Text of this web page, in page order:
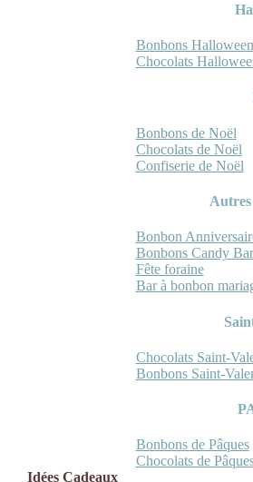
Bonbons Halloween
Chocolats
Bonbons de Noël
Chocolats de Noël
Confiserie de Noël
Autres
Bonbon
Bonbons Candy Bar
Fête foraine
Bar à bonbon
Chocolats Saint-
Bonbons Saint-
Bonbons de Pâques
Chocolats de
Idées Cadeaux